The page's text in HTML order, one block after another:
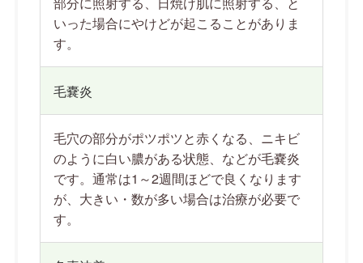
いった場合にやけどが起こることがありま
す。
毛嚢炎
毛穴の部分がポツポツと赤くなる、ニキビ
のように白い膿がある状態、などが毛嚢炎
です。通常は1～2週間ほどで良くなります
が、大きい・数が多い場合は治療が必要で
す。